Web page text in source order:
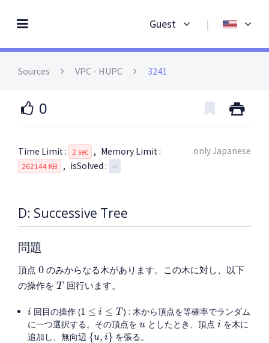
Guest |
Sources VPC - HUPC 3241
0
only Japanese
Time Limit : 2 sec , Memory Limit :
262144 KB , isSolved : --
D: Successive Tree
問題
頂点 0
0 のみからなる木があります。この木に対し、以下
の操作を T
T 回行います。
i
i 回目の操作 (1 ≤ i ≤ T
1 ≤i ≤ T
) : 木から頂点を等確率でランダム
に一つ選択する。その頂点を u
u としたとき、頂点 i
i を木に
追加し、無向辺 {u, i}
{u,i} を張る。